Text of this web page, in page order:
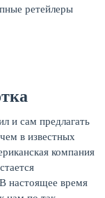
ретейлеры
и сам предлагать
в известных
компания
настоящее время